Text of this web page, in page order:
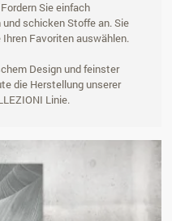
Sie einfach
schicken Stoffe an. Sie
Ihren Favoriten auswählen.
Design und feinster
die Herstellung unserer
Linie.